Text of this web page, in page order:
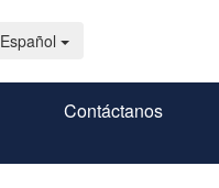
Español
Contáctanos